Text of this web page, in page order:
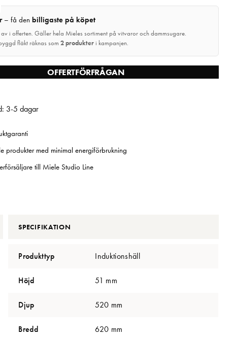
– få den billigaste på köpet
i offerten. Gäller hela Mieles sortiment på vitvaror och dammsugare.
fläkt räknas som 2 produkteri kampanjen.
OFFERTFÖRFRÅGAN
3-5 dagar
produkter med minimal energiförbrukning
till Miele Studio Line
SPECIFIKATION
Produkttyp Induktionshäll
Höjd 51 mm
Djup 520 mm
Bredd 620 mm